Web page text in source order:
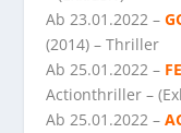
Ab 23.01.2022 –
(2014) – Thriller
Ab 25.01.2022 –
Actionthriller –
Ab 25.01.2022 –